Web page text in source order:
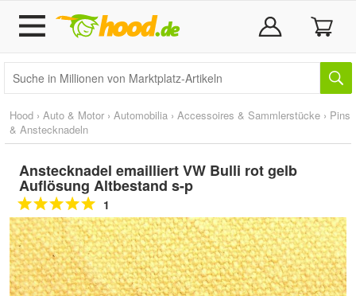
Hood › Auto & Motor › Automobilia › Accessoires & Sammlerstücke › Pins
& Anstecknadeln
Anstecknadel emailliert VW Bulli rot gelb
Auflösung Altbestand s-p
1